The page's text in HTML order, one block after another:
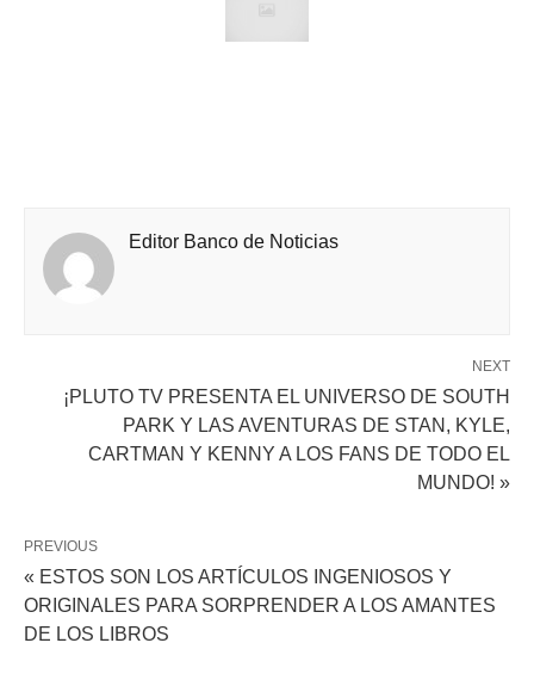
Editor Banco de Noticias
NEXT
¡PLUTO TV PRESENTA EL UNIVERSO DE SOUTH
PARK Y LAS AVENTURAS DE STAN, KYLE,
CARTMAN Y KENNY A LOS FANS DE TODO EL
MUNDO! »
PREVIOUS
« ESTOS SON LOS ARTÍCULOS INGENIOSOS Y
ORIGINALES PARA SORPRENDER A LOS AMANTES
DE LOS LIBROS